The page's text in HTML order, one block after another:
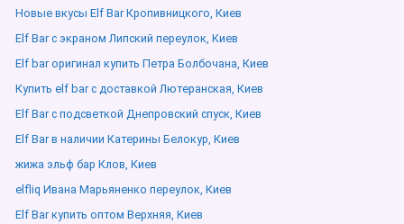
Новые вкусы Elf Bar Кропивницкого, Киев
Elf Bar с экраном Липский переулок, Киев
Elf bar оригинал купить Петра Болбочана, Киев
Купить elf bar с доставкой Лютеранская, Киев
Elf Bar с подсветкой Днепровский спуск, Киев
Elf Bar в наличии Катерины Белокур, Киев
жижа эльф бар Клов, Киев
elfliq Ивана Марьяненко переулок, Киев
Elf Bar купить оптом Верхняя, Киев